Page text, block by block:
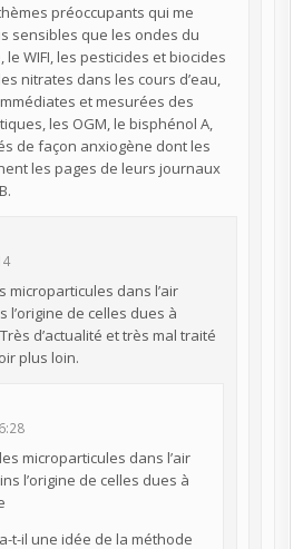
préoccupants qui me
sensibles que les ondes du
WIFI, les pesticides et biocides
nitrates dans les cours d’eau,
et mesurées des
les OGM, le bisphénol A,
de façon anxiogène dont les
les pages de leurs journaux
microparticules dans l’air
l’origine de celles dues à
d’actualité et très mal traité
plus loin.
microparticules dans l’air
l’origine de celles dues à
t-il une idée de la méthode